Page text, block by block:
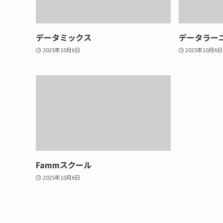
データミックス
2025年10月6日
データラー
2025年10月6日
Fammスクール
2025年10月6日